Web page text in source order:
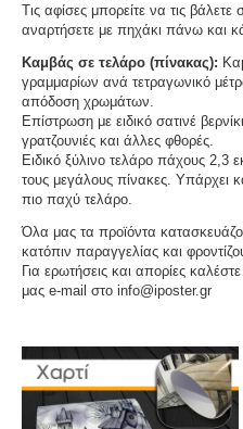
Τις αφίσες μπορείτε να τις βάλετε
αναρτήσετε με πηχάκι πάνω και
Καμβάς σε τελάρο (πίνακας):
γραμμαρίων ανά τετραγωνικό
απόδοση χρωμάτων.
Επίστρωση με ειδικό σατινέ
γρατζουνιές και άλλες φθορές.
Ειδικό ξύλινο τελάρο πάχους 2,3
τους μεγάλους πίνακες. Υπάρχει
πιο παχύ τελάρο.
Όλα μας τα προϊόντα
κατόπιν παραγγελίας και
Για ερωτήσεις και απορίες
μας e-mail στο info@iposter.gr